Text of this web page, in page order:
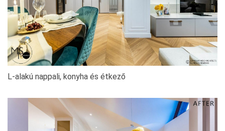
L-alakú nappali, konyha és étkező